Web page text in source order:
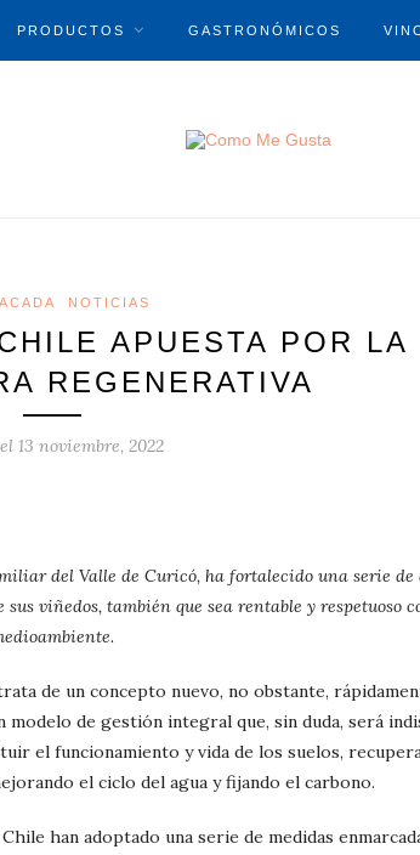
PRODUCTOS GASTRONÓMICOS
NOTICIAS
APUESTA POR LA
REGENERATIVA
13 noviembre, 2022
del Valle de Curicó, ha fortalecido una serie de
viñedos, también que sea rentable y respetuoso
de un concepto nuevo, no obstante,
de gestión integral que, sin duda, será
el funcionamiento y vida de los suelos,
el ciclo del agua y fijando el carbono.
han adoptado una serie de medidas